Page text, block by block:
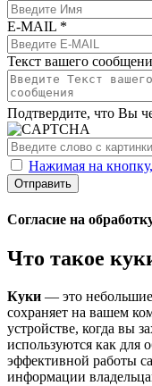
E-MAIL *
Текст вашего
Подтвердите, что Вы
Нажимая на
Отправить
Согласие на
Что такое
Куки — это
сохраняет на вашем
устройстве, когда вы
используются как для
эффективной работы
информации